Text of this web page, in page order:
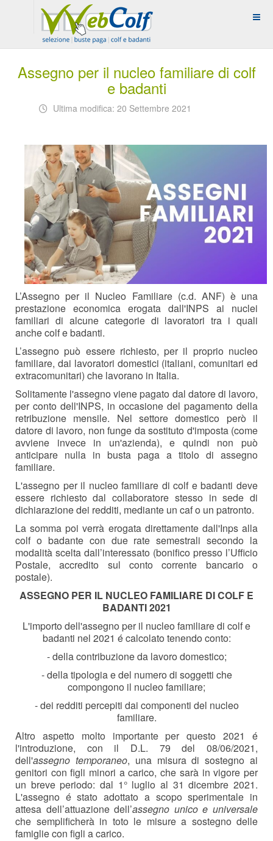
Assegno per il nucleo familiare di colf
e badanti
Ultima modifica: 20 Settembre 2021
L’Assegno per il Nucleo Familiare (c.d. ANF) è una
prestazione economica erogata dall'INPS ai nuclei
familiari di alcune categorie di lavoratori tra i quali
anche colf e badanti.
L’assegno può essere richiesto, per il proprio nucleo
familiare, dai lavoratori domestici (italiani, comunitari ed
extracomunitari) che lavorano in Italia.
Solitamente l'assegno viene pagato dal datore di lavoro,
per conto dell'INPS, in occasione del pagamento della
retribuzione mensile. Nel settore domestico però il
datore di lavoro, non funge da sostituto d'imposta (come
avviene invece in un'azienda), e quindi non può
anticipare nulla in busta paga a titolo di assegno
familiare.
L'assegno per il nucleo familiare di colf e badanti deve
essere richiesto dal collaboratore stesso in sede di
dichiarazione dei redditi, mediante un caf o un patronto.
La somma poi verrà erogata direttamente dall'Inps alla
colf o badante con due rate semestrali secondo la
modalità scelta dall’interessato (bonifico presso l’Ufficio
Postale, accredito sul conto corrente bancario o
postale).
ASSEGNO PER IL NUCLEO FAMILIARE DI COLF E
BADANTI 2021
L'importo dell'assegno per il nucleo familiare di colf e
badanti nel 2021 é calcolato tenendo conto:
- della contribuzione da lavoro domestico;
- della tipologia e del numero di soggetti che
compongono il nucleo familiare;
- dei redditi percepiti dai componenti del nucleo
familiare.
Altro aspetto molto importante per questo 2021 é
l'introduzione, con il D.L. 79 del 08/06/2021,
dell'assegno temporaneo, una misura di sostegno ai
genitori con figli minori a carico, che sarà in vigore per
un breve periodo: dal 1° luglio al 31 dicembre 2021.
L'assegno é stato adottato a scopo sperimentale in
attesa dell’attuazione dell’assegno unico e universale
che semplificherà in toto le misure a sostegno delle
famiglie con figli a carico.